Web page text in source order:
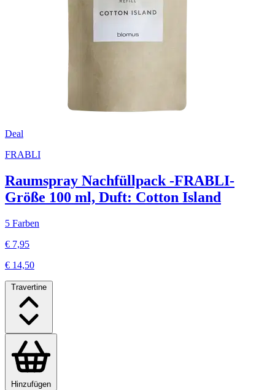
Deal
FRABLI
Raumspray Nachfüllpack -FRABLI-
Größe 100 ml, Duft: Cotton Island
5 Farben
€ 7,95
€ 14,50
Travertine
Hinzufügen